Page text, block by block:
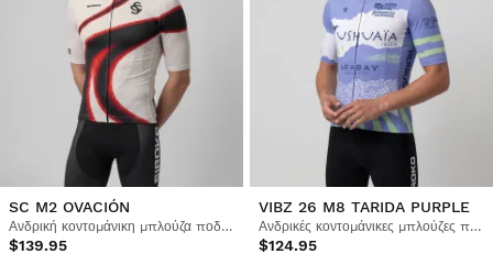
SC M2 OVACIÓN
Ανδρική κοντομάνικη μπλούζα ποδηλασίας Real Sporting de Gijón x Siroko
$139.95
VIBZ 26 M8 TARIDA PURPLE
Ανδρικές κοντομάνικες μπλούζες ποδηλασίας Vuelta a Ibiza MTB x Siroko
$124.95